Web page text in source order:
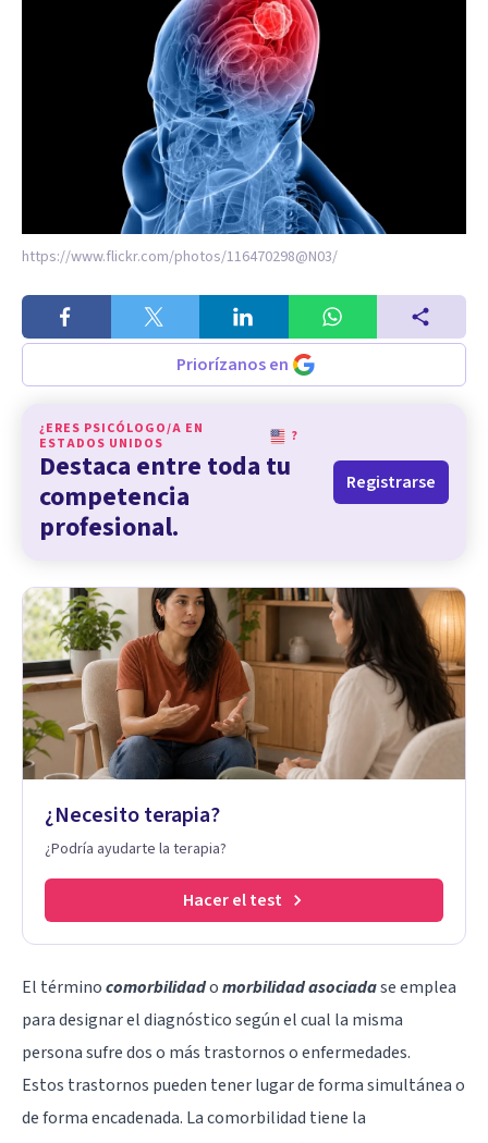
https://www.flickr.com/photos/116470298@N03/
Priorízanos en
¿ERES PSICÓLOGO/A EN
ESTADOS UNIDOS
?
Destaca entre toda tu
competencia
profesional.
Registrarse
¿Necesito terapia?
¿Podría ayudarte la terapia?
Hacer el test
El términocomorbilidadomorbilidad asociadase emplea
para designar el diagnóstico según el cual la misma
persona sufre dos o más trastornoso enfermedades.
Estos trastornos pueden tener lugar de forma simultánea o
de forma encadenada. La comorbilidad tiene la